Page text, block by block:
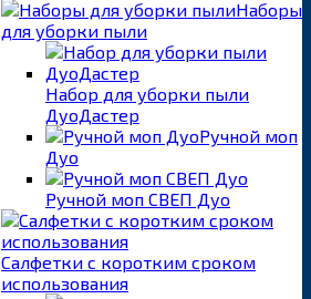
Наборы
для уборки пыли
Набор для уборки пыли
ДуоДастер
Ручной моп
Дуо
Ручной моп СВЕП Дуо
Салфетки с коротким сроком
использования